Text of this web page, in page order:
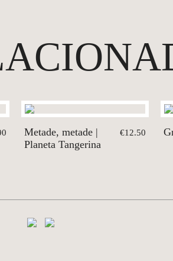
Metade, metade |
Planeta Tangerina
€12.50